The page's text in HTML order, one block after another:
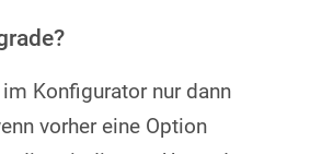
Konfigurator nur dann
vorher eine Option